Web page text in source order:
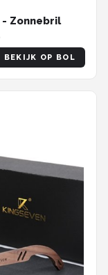
Zonnebril
BEKIJK OP BOL